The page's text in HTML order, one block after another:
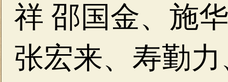
祥 邵国金、施
张宏来、 寿勤